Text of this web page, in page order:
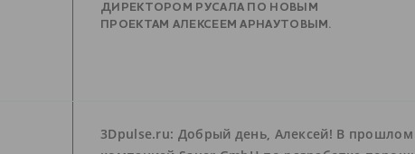
ДИРЕКТОРОМ РУСАЛА ПО НОВЫМ
ПРОЕКТАМ АЛЕКСЕЕМ АРНАУТОВЫМ.
3Dpulse.ru: Добрый день, Алексей! В